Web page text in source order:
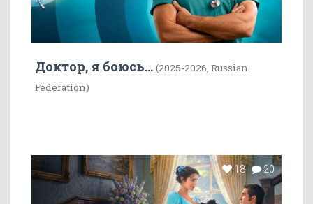
Доктор, я боюсь... (2025-2026, Russian
Federation)
18 20